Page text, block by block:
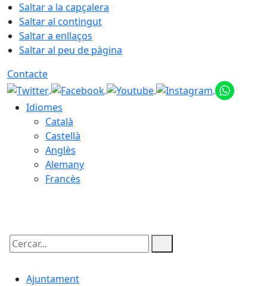
Saltar a la capçalera
Saltar al contingut
Saltar a enllaços
Saltar al peu de pàgina
Contacte
Idiomes
Català
Castellà
Anglès
Alemany
Francès
Cercar:
Ajuntament